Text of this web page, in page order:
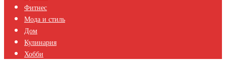
Фитнес
Мода и стиль
Дом
Кулинария
Хобби